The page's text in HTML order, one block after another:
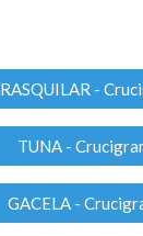
-
TUNA -
GACELA -